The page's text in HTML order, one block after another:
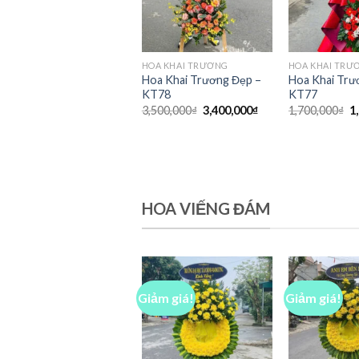
HOA KHAI TRƯƠNG
Hoa Khai Trương Đẹp –
KT78
3,500,000₫ Giá
gốc
3,400,000₫Giá
HOA KHAI
Hoa Khai
KT77
1,700,000₫
HOA VIẾNG ĐÁM
Giảm giá! Giảm giá!